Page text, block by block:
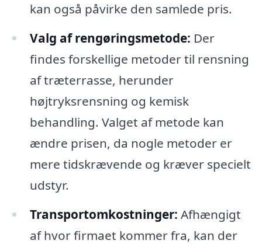
kan også påvirke den samlede pris.
Valg af rengøringsmetode: Der
findes forskellige metoder til rensning
af træterrasse, herunder
højtryksrensning og kemisk
behandling. Valget af metode kan
ændre prisen, da nogle metoder er
mere tidskrævende og kræver specielt
udstyr.
Transportomkostninger: Afhængigt
af hvor firmaet kommer fra, kan der